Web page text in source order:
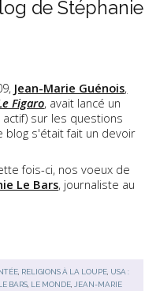
de Stéphanie
Jean-Marie Guénois,
Figaro, avait lancé un
sur les questions
blog s'était fait un devoir
fois-ci, nos voeux de
Le Bars, journaliste au
, RELIGIONS À LA LOUPE, USA :
BARS LE MONDE
JEAN-MARIE